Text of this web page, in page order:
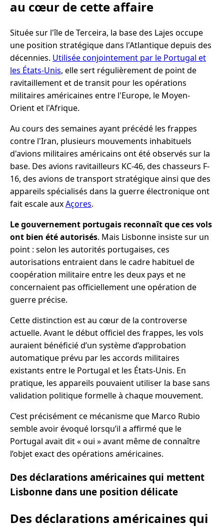
au cœur de cette affaire
Située sur l'île de Terceira, la base des Lajes occupe
une position stratégique dans l'Atlantique depuis des
décennies. Utilisée conjointement par le Portugal et
les États-Unis, elle sert régulièrement de point de
ravitaillement et de transit pour les opérations
militaires américaines entre l'Europe, le Moyen-
Orient et l'Afrique.
Au cours des semaines ayant précédé les frappes
contre l'Iran, plusieurs mouvements inhabituels
d'avions militaires américains ont été observés sur la
base. Des avions ravitailleurs KC-46, des chasseurs F-
16, des avions de transport stratégique ainsi que des
appareils spécialisés dans la guerre électronique ont
fait escale auxAçores.
Le gouvernement portugais reconnaît que ces vols
ont bien été autorisés. Mais Lisbonne insiste sur un
point : selon les autorités portugaises, ces
autorisations entraient dans le cadre habituel de
coopération militaire entre les deux pays et ne
concernaient pas officiellement une opération de
guerre précise.
Cette distinction est au cœur de la controverse
actuelle. Avant le début officiel des frappes, les vols
auraient bénéficié d’un système d’approbation
automatique prévu par les accords militaires
existants entre le Portugal et les États-Unis. En
pratique, les appareils pouvaient utiliser la base sans
validation politique formelle à chaque mouvement.
C’est précisément ce mécanisme que Marco Rubio
semble avoir évoqué lorsqu’il a affirmé que le
Portugal avait dit « oui » avant même de connaître
l’objet exact des opérations américaines.
Des déclarations américaines qui mettent
Lisbonne dans une position délicate
Des déclarations américaines qui